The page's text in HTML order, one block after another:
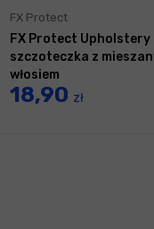
FX Protect
FX Protect Upholstery
szczoteczka z
włosiem
18,90 zł